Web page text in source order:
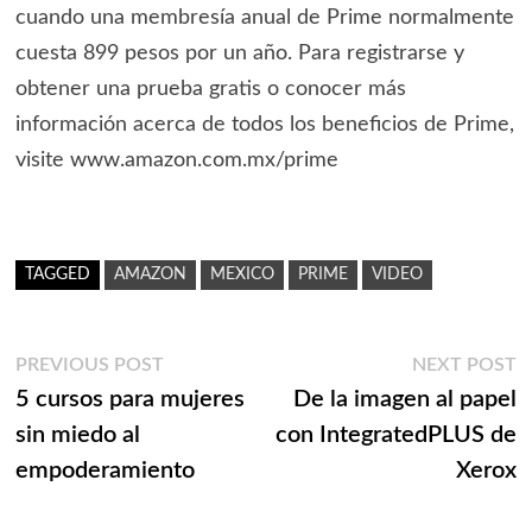
cuando una membresía anual de Prime normalmente
cuesta 899 pesos por un año. Para registrarse y
obtener una prueba gratis o conocer más
información acerca de todos los beneficios de Prime,
visite www.amazon.com.mx/prime
TAGGED AMAZON MEXICO PRIME VIDEO
Navegación
de
entradas
PREVIOUS POSTPrevious
post:
5 cursos para mujeres
sin miedo al
empoderamiento
NEXT POST
De la imagen al papel
con IntegratedPLUS de
Xerox